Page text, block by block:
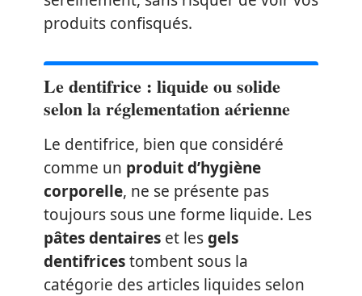
produits confisqués.
Le dentifrice : liquide ou solide
selon la réglementation aérienne
Le dentifrice, bien que considéré
comme un produit d’hygiène
corporelle, ne se présente pas
toujours sous une forme liquide. Les
pâtes dentaires et lesgels
dentifricestombent sous la
catégorie des articles liquides selon